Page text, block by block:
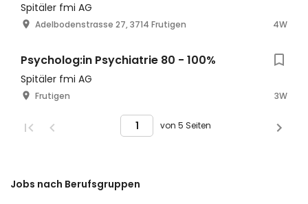
Spitäler fmi AG
Adelbodenstrasse 27, 3714 Frutigen 4W
Psycholog:in Psychiatrie 80 - 100%
Spitäler fmi AG
Frutigen 3W
von 5 Seiten
Jobs nach Berufsgruppen